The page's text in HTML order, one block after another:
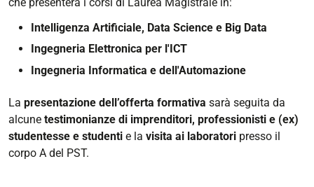
Intelligenza Artificiale, Data Science e Big Data
Ingegneria Elettronica per l'ICT
Ingegneria Informatica e dell'Automazione
La presentazione dell’offerta formativa sarà seguita da
alcune testimonianze di imprenditori, professionisti e (ex)
studentesse e studenti e la visita ai laboratori presso il
corpo A del PST.